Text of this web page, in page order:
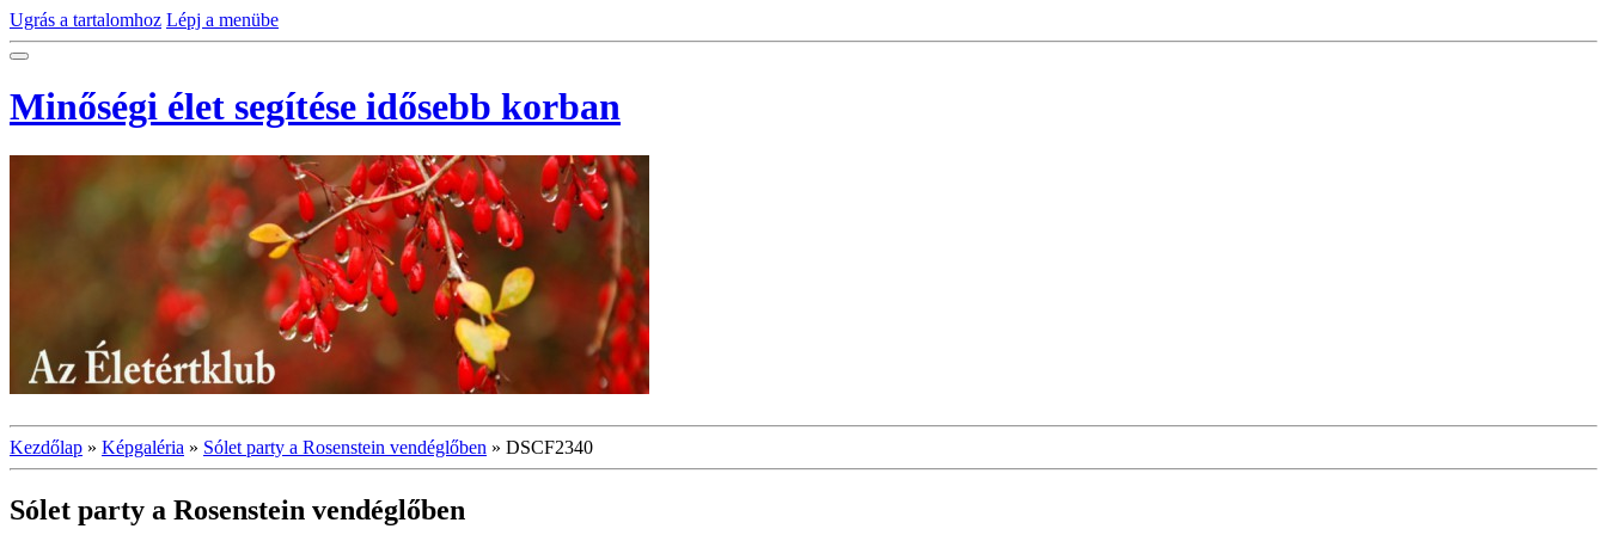
Ugrás a tartalomhoz Lépj a menübe
Minőségi élet segítése idősebb korban
Kezdőlap » Képgaléria » Sólet party a Rosenstein vendéglőben » DSCF2340
Sólet party a Rosenstein vendéglőben